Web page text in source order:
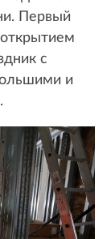
Первый
с
и